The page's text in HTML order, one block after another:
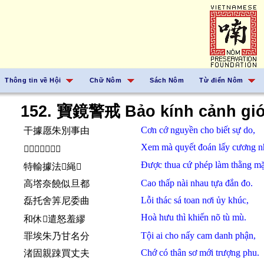
Thông tin về Hội Chữ Nôm Sách Nôm Từ điển Nôm
152. 寶鏡警戒 Bảo kính cảnh
干據愿朱別事由 Cơn cớnguyền cho biết sự do,
𫀅麻决断𥙩剛柔
Xem mà quyết đoán lấy cương
特輸據法𫜵䋲𱗐
Được thua cứ phép làm thằng
高㙮奈饒似旦都
Cao thấp nài nhau tựa đắn đo.
磊托舍筭尼委曲
Lỗi thác sá toan nơi ủy khúc,
和休𪰛遣怒羞繆
Hoà hưu thì khiến nõ tù mù.
罪埃朱乃甘名分
Tội ai cho nấy cam danh phận,
渚固親踈買丈夫
Chớcó thân sơmới trượng phu.